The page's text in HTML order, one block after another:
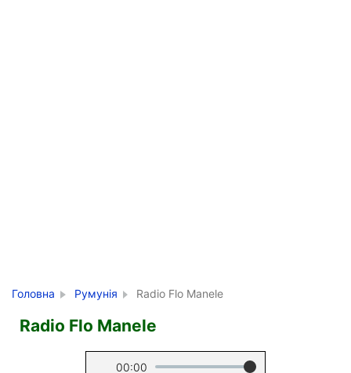
Головна Румунія Radio Flo Manele
Radio Flo Manele
00:00